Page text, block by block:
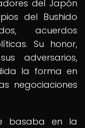
del Japón
del Bushido
acuerdos
Su honor,
adversarios,
la forma en
negociaciones
basaba en la